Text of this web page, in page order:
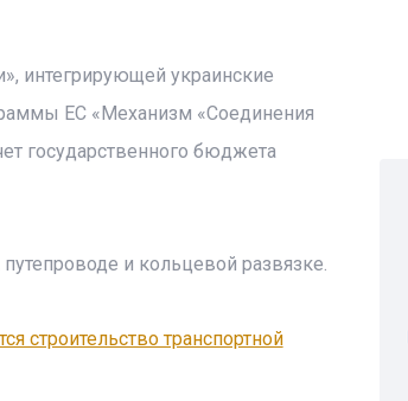
интегрирующей украинские
ЕС «Механизм «Соединения
государственного бюджета
и кольцевой развязке.
строительство транспортной